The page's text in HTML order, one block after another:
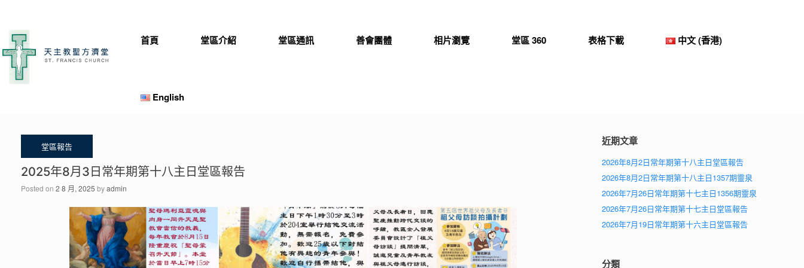
content
首頁 堂區介紹 堂區通訊 善會團體 相片瀏覽 堂區 360 表格下載 中文 (香港)
English
2025年8月3日常年期第十八主日堂區報告
Posted on 2 8 月, 2025 byadmin
近期文章
2026年8月2日常年期第十八主日堂區報告
2026年8月2日常年期第十八主日1357期靈泉
2026年7月26日常年期第十七主日1356期靈泉
2026年7月26日常年期第十七主日堂區報告
2026年7月19日常年期第十六主日堂區報告
分類